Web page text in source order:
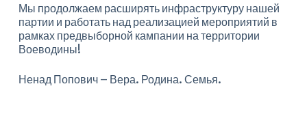
Мы продолжаем расширять инфраструктуру нашей
партии и работать над реализацией мероприятий в
рамках предвыборной кампании на территории
Воеводины!
Ненад Попович – Вера. Родина. Семья.